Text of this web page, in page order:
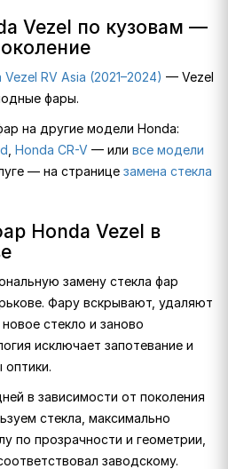
Vezel по кузовам —
RV Asia (2021–2024) — Vezel
фары.
на другие модели Honda:
Honda CR-V — или все модели
— на странице замена стекла
Honda Vezel в
замену стекла фар
Фару вскрывают, удаляют
стекло и заново
исключает запотевание и
в зависимости от поколения
стекла, максимально
по прозрачности и геометрии,
заводскому.